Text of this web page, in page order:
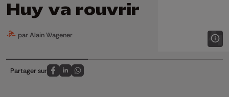
Huy va rouvrir
par Alain Wagener
Partager sur
Partagez sur FaceBook
Partagez sur LinkedIn
Partagez sur Whatsapp